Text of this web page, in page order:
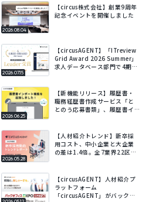
2026.08.04
【circus株式会社】創業9周年
記念イベントを開催しました
2026.07.15
【circusAGENT】「ITreview
Grid Award 2026 Summer」
求人データベース部門で4期連
2026.06.25
【新機能リリース】履歴書・
職務経歴書作成サービス「と
とのう応募書類」、履歴書イ
けでフォームに自動で入力。
2026.05.28
【人材紹介トレンド】新卒採
用コスト、中小企業と大企業
の差は1.4倍。全7業界22区
【circusAGENT】人材紹介プ
ラットフォーム
「circusAGENT」がバックオ